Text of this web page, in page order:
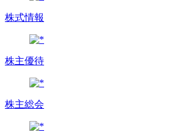
株式情報
株主優待
株主総会